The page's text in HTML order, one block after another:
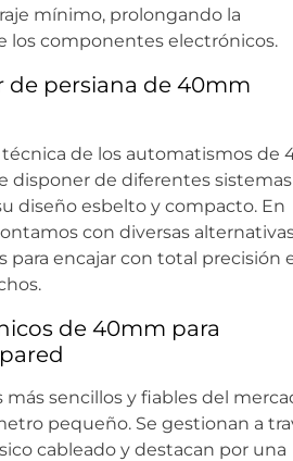
mínimo, prolongando la
los componentes electrónicos.
de persiana de 40mm
de los automatismos de
disponer de diferentes
diseño esbelto y compacto. En
con diversas
para encajar con total precisión
de 40mm para
más sencillos y fiables del
pequeño. Se gestionan a
cableado y destacan por una